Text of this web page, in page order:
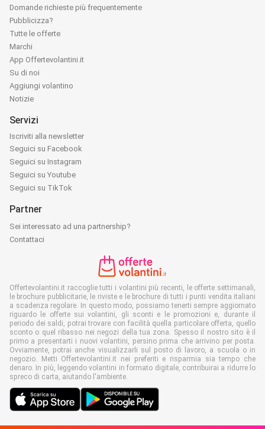
Domande richieste più frequentemente
Pubblicizza?
Tutte le offerte
Marchi
App Offertevolantini.it
Su di noi
Aggiungi volantino
Notizie
Servizi
Iscriviti alla newsletter
Seguici su Facebook
Seguici su Instagram
Seguici su Youtube
Seguici su TikTok
Partner
Sei interessato ad una partnership?
Contattaci
Offertevolantini.it raccoglie tutti i volantini più recenti, le offerte settimanali,
le brochure pubblicitarie, le riviste e le brochure di tutti i punti vendita italiani
a scadenza regolare. In questo modo, possiamo tenerti sempre aggiornato
riguardo le offerte sui volantini, gli sconti e le promozioni e, durante il
periodo dei saldi, potrai trovare con facilità quella particolare offerta, quello
sconto o quel ribasso nei negozi della tua zona. Spesso il nostro sito è il
primo a presentarti i nuovi volantini, persino prima che arrivino per posta.
Ovviamente, potrai anche visualizzarli sul posto di lavoro, a scuola o in
negozio. Metti Offertevolantini.it nei preferiti e risparmia sia tempo che
denaro. In più, leggendo volantini in formato digitale, contribuirai a ridurre lo
spreco di carta, aiutando l'ambiente.